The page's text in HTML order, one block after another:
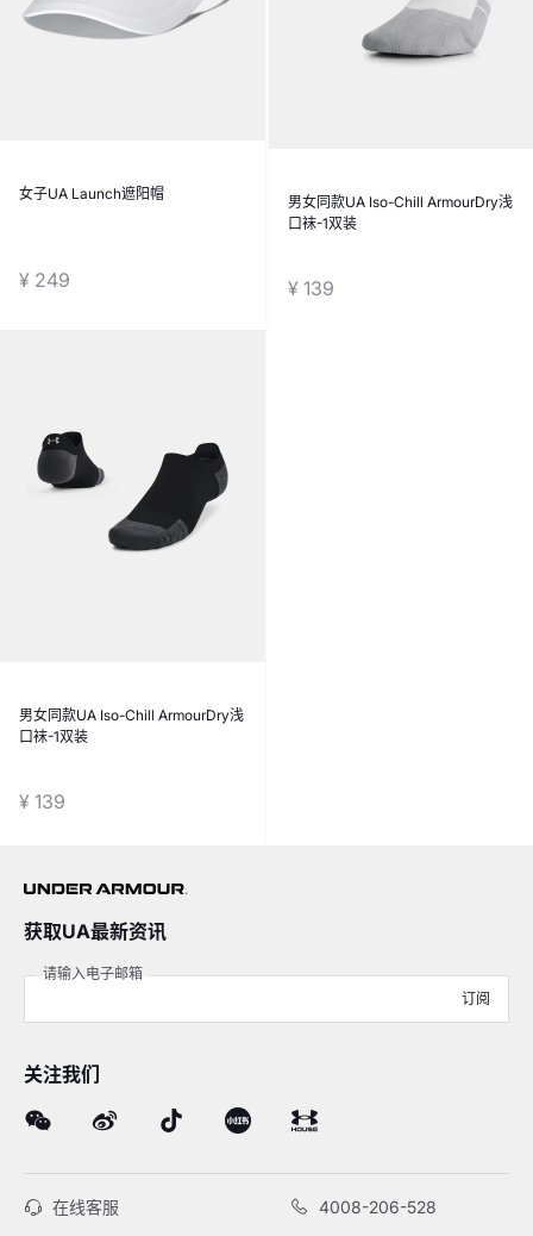
女子UA Launch遮阳帽
¥ 249
男女同款UA Iso-Chill ArmourDry浅
口袜-1双装
¥ 139
男女同款UA Iso-Chill ArmourDry浅
口袜-1双装
¥ 139
获取UA最新资讯
请输入电子邮箱
订阅
关注我们
在线客服 4008-206-528